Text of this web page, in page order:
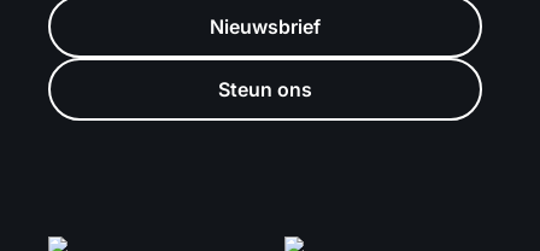
Nieuwsbrief
Steun ons